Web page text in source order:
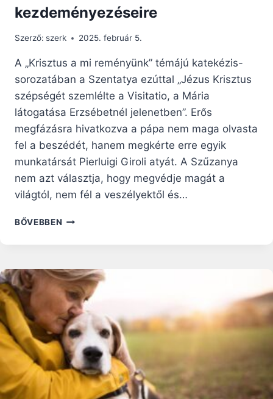
kezdeményezéseire
Szerző: szerk 2025. február 5.
A „Krisztus a mi reményünk” témájú katekézis-
sorozatában a Szentatya ezúttal „Jézus Krisztus
szépségét szemlélte a Visitatio, a Mária
látogatása Erzsébetnél jelenetben”. Erős
megfázásra hivatkozva a pápa nem maga olvasta
fel a beszédét, hanem megkérte erre egyik
munkatársát Pierluigi Giroli atyát. A Szűzanya
nem azt választja, hogy megvédje magát a
világtól, nem fél a veszélyektől és…
BŐVEBBEN FERENC
KÉSZSÉGGEL
VÁLASZOLJUNK
ISTEN
KEZDEMÉNYEZÉSEIRE